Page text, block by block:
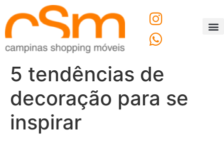
5 tendências de
decoração para se
inspirar